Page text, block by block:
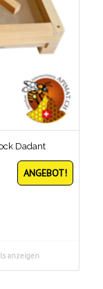
Dadant
ANGEBOT!
anzeigen